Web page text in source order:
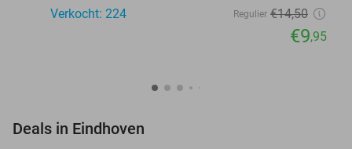
Verkocht: 224
Regulier €14,50
€9,95
Deals in Eindhoven